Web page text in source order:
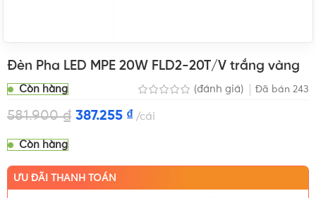
Đèn Pha LED MPE 20W FLD2-20T/V trắng vàng
Còn hàng (đánh giá) Đã bán 243
581.900₫ 387.255 ₫ cái
Còn hàng
ƯU ĐÃI THANH TOÁN